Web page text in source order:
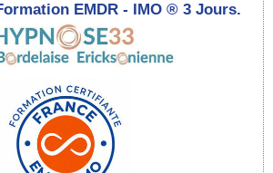
EMDR - IMO ® 3 Jours.